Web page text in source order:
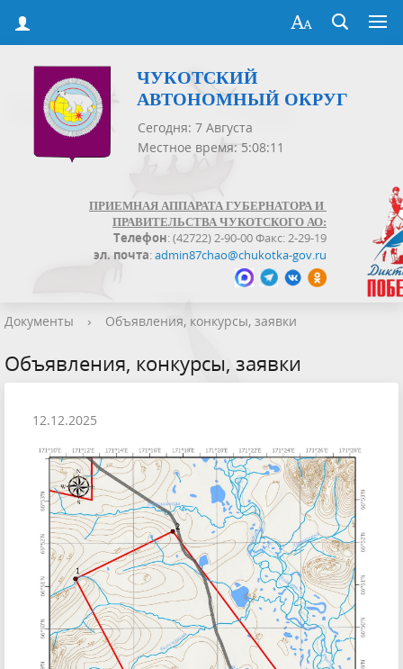
ЧУКОТСКИЙ
АВТОНОМНЫЙ ОКРУГ
Сегодня: 7 Августа
Местное время: 5:08:11
ПРИЕМНАЯ АППАРАТА ГУБЕРНАТОРА И
ПРАВИТЕЛЬСТВА ЧУКОТСКОГО АО:
Телефон: (42722) 2-90-00 Факс: 2-29-19
эл. почта:admin87chao@chukotka-gov.ru
Документы › Объявления, конкурсы, заявки
Объявления, конкурсы, заявки
12.12.2025